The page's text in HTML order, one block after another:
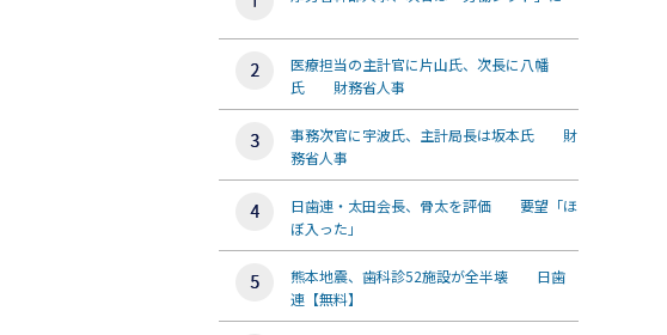
医療担当の主計官に片山氏、次長に八幡
氏 財務省人事
事務次官に宇波氏、主計局長は坂本氏 財
務省人事
日歯連・太田会長、骨太を評価 要望「ほ
ぼ入った」
熊本地震、歯科診52施設が全半壊 日歯
連【無料】